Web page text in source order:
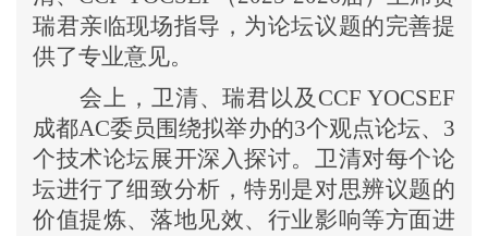
瑞君亲临现场指导，为论坛议题的完善提
供了专业意见。
会上，卫清、瑞君以及 CCF YOCSEF
成都AC委员围绕拟举办的3个观点论坛、3
个技术论坛展开深入探讨。卫清对每个论
坛进行了细致分析，特别是对思辨议题的
价值提炼、落地见效、行业影响等方面进